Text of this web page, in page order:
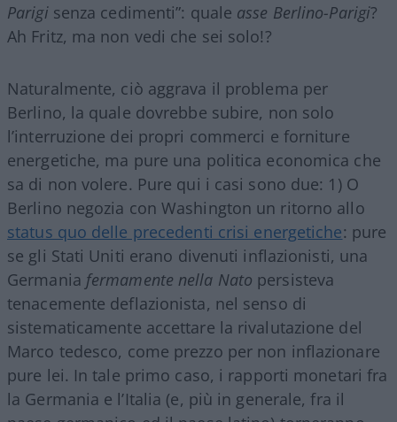
Parigisenza cedimenti”: quale asse Berlino-Parigi?
Ah Fritz, ma non vedi che sei solo!?
Naturalmente, ciò aggrava il problema per
Berlino, la quale dovrebbe subire, non solo
l’interruzione dei propri commerci e forniture
energetiche, ma pure una politica economica che
sa di non volere. Pure qui i casi sono due: 1) O
Berlino negozia con Washington un ritorno allo
status quo delle precedenti crisi energetiche: pure
se gli Stati Uniti erano divenuti inflazionisti, una
Germania fermamente nella Nato persisteva
tenacemente deflazionista, nel senso di
sistematicamente accettare la rivalutazione del
Marco tedesco, come prezzo per non inflazionare
pure lei. In tale primo caso, i rapporti monetari fra
la Germania e l’Italia (e, più in generale, fra il